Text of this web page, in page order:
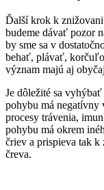
Ďalší krok k
budeme dávať pozor
by sme sa v
behať, plávať,
význam majú aj
Je dôležité sa
pohybu má negatívny
procesy trávenia,
pohybu má okrem
čriev a prispieva tak
čreva.